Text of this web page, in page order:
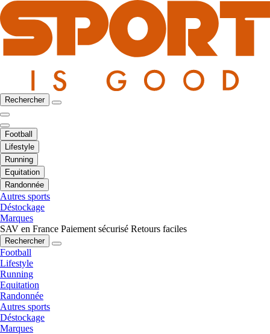
Rechercher
Football
Lifestyle
Running
Equitation
Randonnée
Autres sports
Déstockage
Marques
SAV en France Paiement sécurisé Retours faciles
Rechercher
Football
Lifestyle
Running
Equitation
Randonnée
Autres sports
Déstockage
Marques